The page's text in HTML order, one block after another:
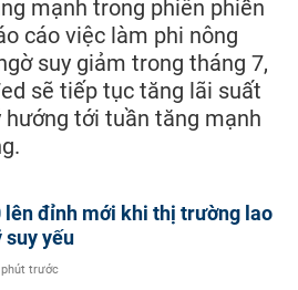
mạnh trong phiên phiến
cáo việc làm phi nông
suy giảm trong tháng 7,
sẽ tiếp tục tăng lãi suất
tới tuần tăng mạnh
lên đỉnh mới khi thị trường lao
suy yếu
phút trước